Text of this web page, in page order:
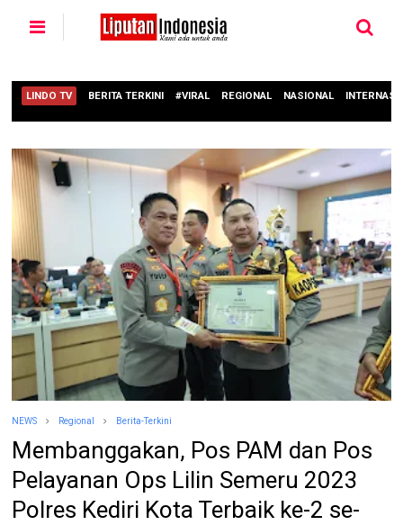
LINDO TV BERITA TERKINI #VIRAL REGIONAL NASIONAL
NEWS Regional Berita-Terkini
Membanggakan, Pos PAM dan Pos
Pelayanan Ops Lilin Semeru 2023
Polres Kediri Kota Terbaik ke-2 se-